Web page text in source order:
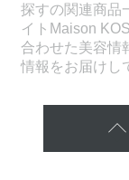
探すの関連商品
イトMaison
合わせた美容情
情報をお届けし